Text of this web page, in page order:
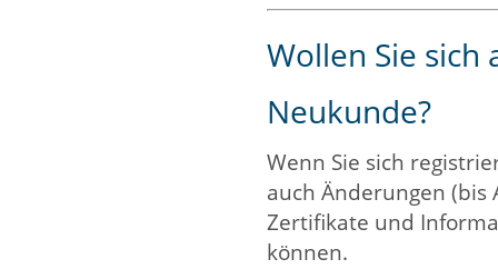
Wollen Sie sich
Neukunde?
Wenn Sie sich
auch Änderungen
Zertifikate und
können.